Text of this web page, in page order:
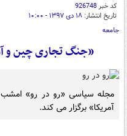
کد خبر926748
تاریخ انتشار: ۱۸ دی ۱۳۹۷ - ۱۰:۰۰
جامعه
«جنگ تجاری چین و
مجله سیاسی «رو در رو» امشب
آمریکا» برگزار می کند.